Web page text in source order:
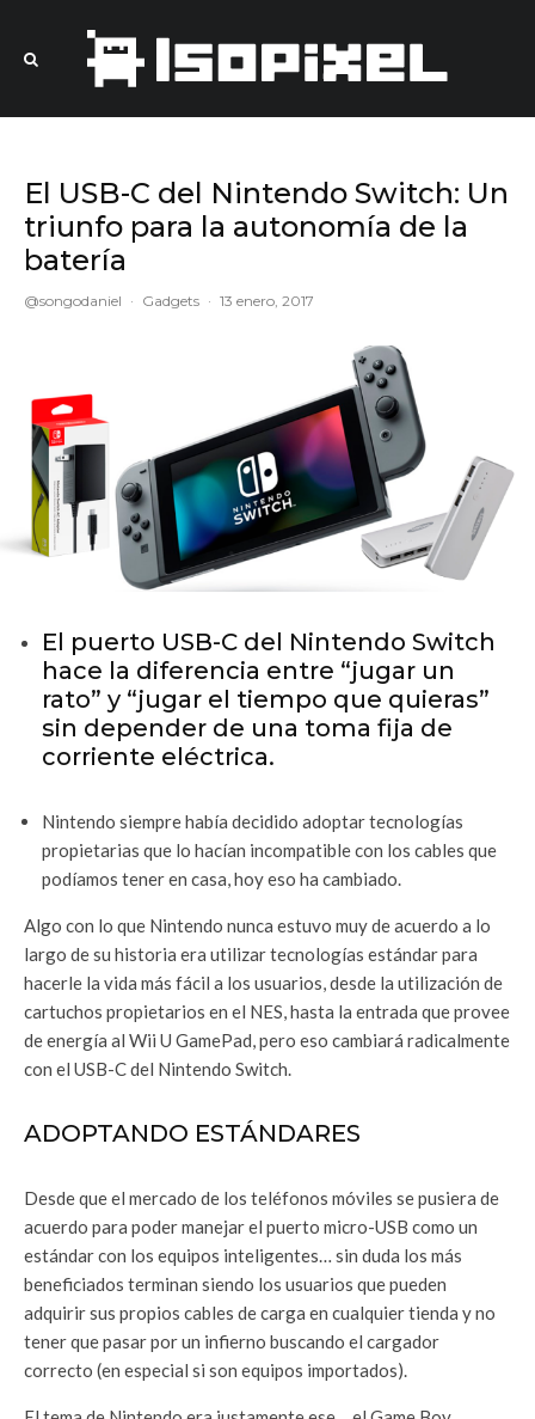
El USB-C del Nintendo Switch: Un
triunfo para la autonomía de la
batería
@songodaniel · Gadgets · 13 enero, 2017
El puerto USB-C del Nintendo Switch
hace la diferencia entre “jugar un
rato” y “jugar el tiempo que quieras”
sin depender de una toma fija de
corriente eléctrica.
Nintendo siempre había decidido adoptar tecnologías
propietarias que lo hacían incompatible con los cables que
podíamos tener en casa, hoy eso ha cambiado.
Algo con lo que Nintendo nunca estuvo muy de acuerdo a lo
largo de su historia era utilizar tecnologías estándar para
hacerle la vida más fácil a los usuarios, desde la utilización de
cartuchos propietarios en el NES, hasta la entrada que provee
de energía al Wii U GamePad, pero eso cambiará radicalmente
con el USB-C del Nintendo Switch.
ADOPTANDO ESTÁNDARES
Desde que el mercado de los teléfonos móviles se pusiera de
acuerdo para poder manejar el puerto micro-USB como un
estándar con los equipos inteligentes… sin duda los más
beneficiados terminan siendo los usuarios que pueden
adquirir sus propios cables de carga en cualquier tienda y no
tener que pasar por un infierno buscando el cargador
correcto (en especial si son equipos importados).